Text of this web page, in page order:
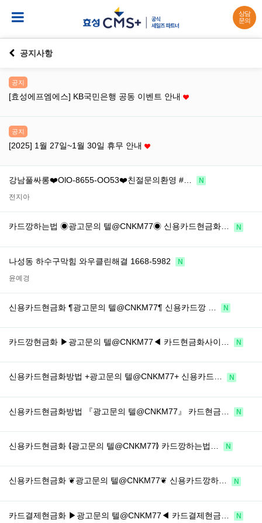
상담
문의
공지사항
공지
[효성에프엠에스] KB국민은행 공동 이벤트 안내
공지
[2025] 1월 27일~1월 30일 휴무 안내
강남풀싸롱❤️OlO-8655-OO53❤️친절문의환영 #… N
전지아
카드깡하는법 ◉광고문의 텔@CNKM77◉ 신용카드현금화… N
나성동 하수구막힘 와우클린해결 1668-5982 N
윤예경
신용카드현금화 ¶광고문의 텔@CNKM77¶ 신용카드깡 … N
카드깡현금화 ▶광고문의 텔@CNKM77◀ 카드현금화사이… N
신용카드현금화방법 +광고문의 텔@CNKM77+ 신용카드… N
신용카드현금화방법 『광고문의 텔@CNKM77』 카드현금… N
신용카드현금화 ⦉광고문의 텔@CNKM77⦊ 카드깡하는법… N
신용카드현금화 ❦광고문의 텔@CNKM77❦ 신용카드깡하… N
카드결제현금화 ▶광고문의 텔@CNKM77◀ 카드결제현금… N